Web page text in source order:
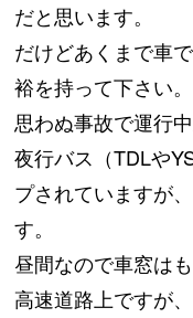
だと思います。
だけどあくまで車
裕を持って下さい。
思わぬ事故で運行
夜行バス（TDLや
プされていますが
す。
昼間なので車窓は
高速道路上ですが